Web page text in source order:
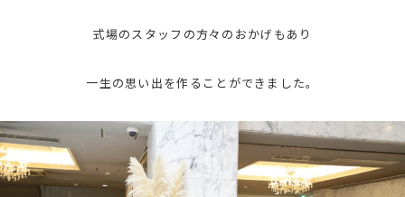
式場のスタッフの方々のおかげもあり
一生の思い出を作ることができました。